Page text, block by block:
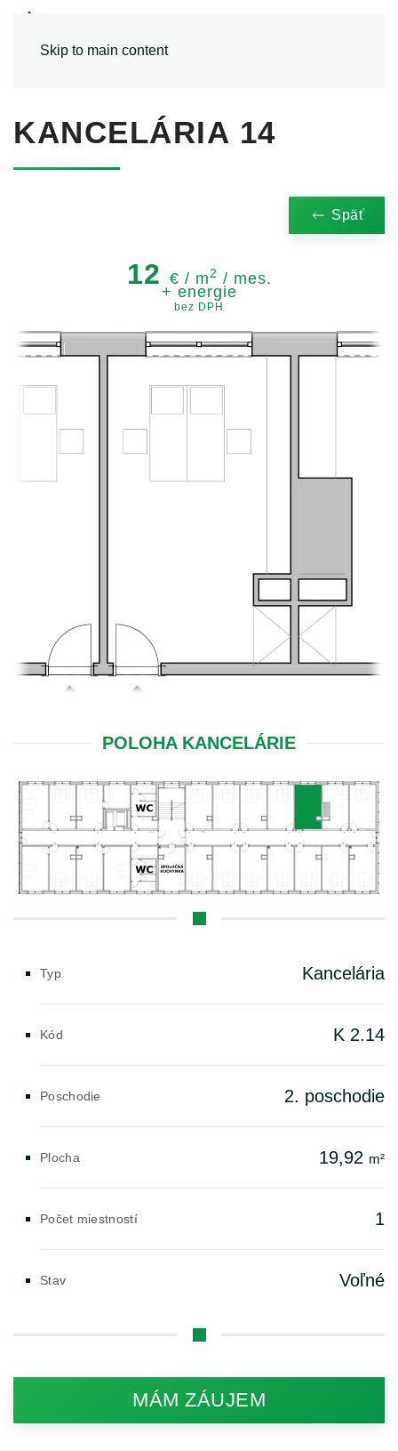
Skip to main content
KANCELÁRIA 14
Späť
12 € / m2 / mes.
+ energie
bez DPH
POLOHA KANCELÁRIE
Typ Kancelária
Kód K 2.14
Poschodie 2. poschodie
Plocha 19,92 m²
Počet miestností 1
Stav Voľné
MÁM ZÁUJEM